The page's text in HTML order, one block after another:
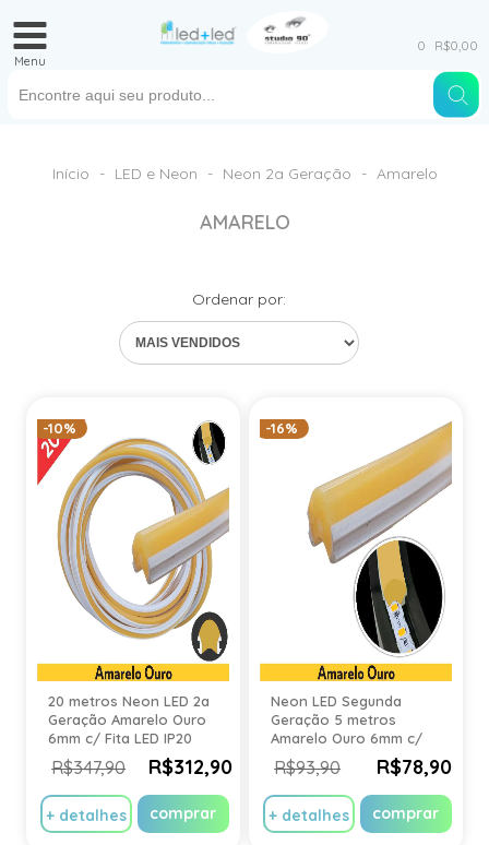
Menu
0 R$0,00
Início - LED e Neon - Neon 2a Geração - Amarelo
AMARELO
Ordenar por:
-10%
20 metros Neon LED 2a
Geração Amarelo Ouro
6mm c/ Fita LED IP20
R$347,90 R$312,90
+ detalhes comprar
-16%
Neon LED Segunda
Geração 5 metros
Amarelo Ouro 6mm c/
Fita LED IP20
R$93,90 R$78,90
+ detalhes comprar